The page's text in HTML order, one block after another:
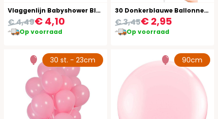
Vlaggenlijn Babyshower Blauw Jongen 6 Meter
€ 4,10
€ 4,49
Op voorraad
30 Donkerblauwe Ballonnen met Lint 23cm
€ 2,95
€ 3,45
Op voorraad
30 st. - 23cm 90cm